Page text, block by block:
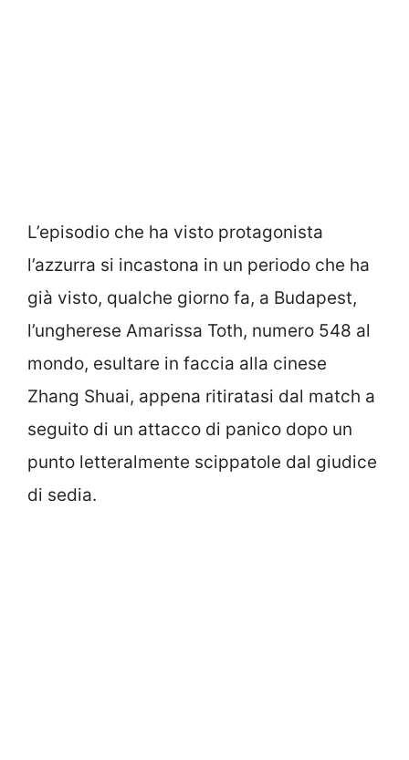
L’episodio che ha visto protagonista
l’azzurra si incastona in un periodo che ha
già visto, qualche giorno fa, a Budapest,
l’ungherese Amarissa Toth, numero 548 al
mondo, esultare in faccia alla cinese
Zhang Shuai, appena ritiratasi dal match a
seguito di un attacco di panico dopo un
punto letteralmente scippatole dal giudice
di sedia.